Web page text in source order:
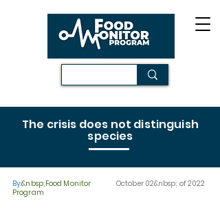
The crisis does not distinguish
species
By:&nbsp;Food Monitor
Program
October 02&nbsp; of 2022